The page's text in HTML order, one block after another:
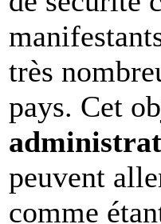
très
pays. Cet
peuvent
comme